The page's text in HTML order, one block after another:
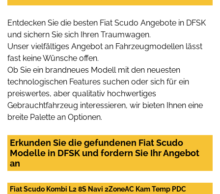
Entdecken Sie die besten Fiat Scudo Angebote in DFSK
und sichern Sie sich Ihren Traumwagen.
Unser vielfältiges Angebot an Fahrzeugmodellen lässt
fast keine Wünsche offen.
Ob Sie ein brandneues Modell mit den neuesten
technologischen Features suchen oder sich für ein
preiswertes, aber qualitativ hochwertiges
Gebrauchtfahrzeug interessieren, wir bieten Ihnen eine
breite Palette an Optionen.
Erkunden Sie die gefundenen Fiat Scudo
Modelle in DFSK und fordern Sie Ihr Angebot
an
Fiat Scudo Kombi L2 8S Navi 2ZoneAC Kam Temp PDC